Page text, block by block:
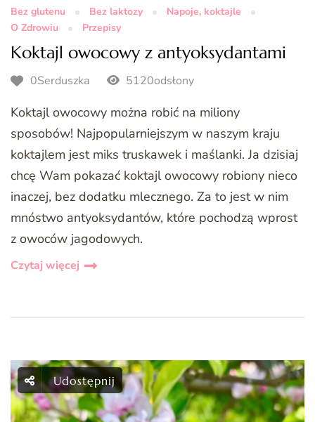
Bez glutenu Bez laktozy
Napoje, koktajle
O Zdrowiu
Przepisy
Koktajl owocowy z antyoksydantami
0Serduszka 5120odsłony
Koktajl owocowy można robić na miliony
sposobów! Najpopularniejszym w naszym kraju
koktajlem jest miks truskawek i maślanki. Ja dzisiaj
chcę Wam pokazać koktajl owocowy robiony nieco
inaczej, bez dodatku mlecznego. Za to jest w nim
mnóstwo antyoksydantów, które pochodzą wprost
z owoców jagodowych.
Czytaj więcej
Udostępnij